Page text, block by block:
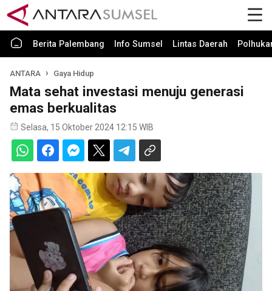
Berita Palembang Info Sumsel Lintas Daerah
ANTARA Gaya Hidup
Mata sehat investasi menuju generasi
emas berkualitas
Selasa, 15 Oktober 2024 12:15 WIB